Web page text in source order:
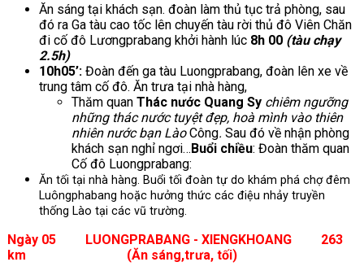
Ăn sáng tại khách sạn. đoàn làm thủ tục trả phòng, sau
đó ra Ga tàu cao tốc lên chuyến tàu rời thủ đô Viên Chăn
đi cố đô Lươngprabang khởi hành lúc 8h 00 (tàu chạy
2.5h)
10h05’: Đoàn đến ga tàu Luongprabang, đoàn lên xe về
trung tâm cố đô. Ăn trưa tại nhà hàng,
Thăm quan Thác nước Quang Sy chiêm ngưỡng
những thác nước tuyệt đẹp, hoà mình vào thiên
nhiên nước bạn LàoCông. Sau đó về nhận phòng
khách sạn nghỉ ngơi…Buổi chiều: Đoàn thăm quan
Cố đô Luongprabang:
Ăn tối tại nhà hàng. Buổi tối đoàn tự do khám phá chợ đêm
Luôngphabang hoặc hưởng thức các điệu nhảy truyền
thống Lào tại các vũ trường.
Ngày 05 LUONGPRABANG - XIENGKHOANG 263
km (Ăn sáng,trưa, tối)